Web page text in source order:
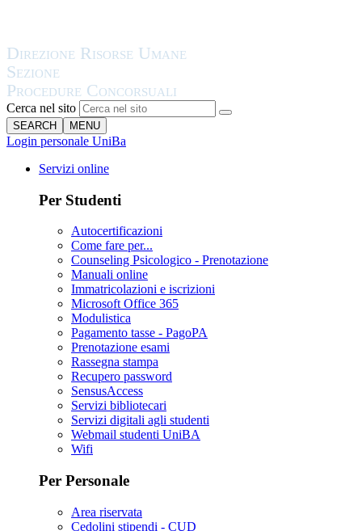
Cerca nel sito
SEARCH MENU
Login personale UniBa
Servizi online
Per Studenti
Autocertificazioni
Come fare per...
Counseling Psicologico - Prenotazione
Manuali online
Immatricolazioni e iscrizioni
Microsoft Office 365
Modulistica
Pagamento tasse - PagoPA
Prenotazione esami
Rassegna stampa
Recupero password
SensusAccess
Servizi bibliotecari
Servizi digitali agli studenti
Webmail studenti UniBA
Wifi
Per Personale
Area riservata
Cedolini stipendi - CUD